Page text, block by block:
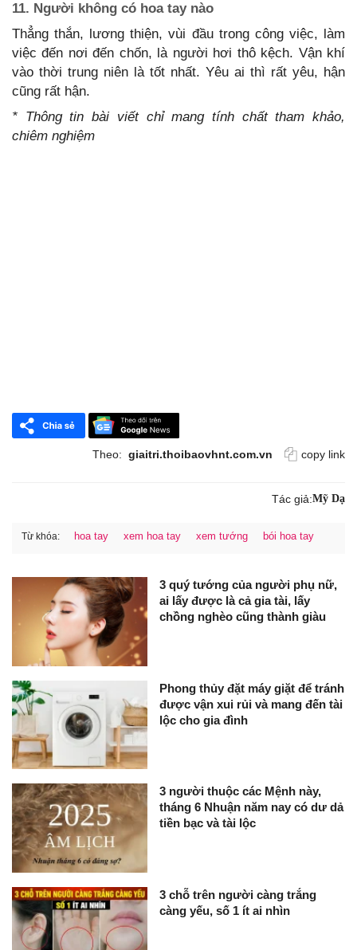
11. Người không có hoa tay nào
Thẳng thắn, lương thiện, vùi đầu trong công việc, làm
việc đến nơi đến chốn, là người hơi thô kệch. Vận khí
vào thời trung niên là tốt nhất. Yêu ai thì rất yêu, hận
cũng rất hận.
* Thông tin bài viết chỉ mang tính chất tham khảo,
chiêm nghiệm
Theo: giaitri.thoibaovhnt.com.vn copy link
Tác giả:Mỹ Dạ
Từ khóa: hoa tay xem hoa tay xem tướng bói hoa tay
3 quý tướng của người phụ nữ,
ai lấy được là cả gia tài, lấy
chồng nghèo cũng thành giàu
Phong thủy đặt máy giặt để tránh
được vận xui rủi và mang đến tài
lộc cho gia đình
3 người thuộc các Mệnh này,
tháng 6 Nhuận năm nay có dư dả
tiền bạc và tài lộc
3 chỗ trên người càng trắng
càng yếu, số 1 ít ai nhìn